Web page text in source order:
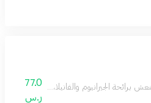
برائحة الجيرانيوم والفانيلا، مع
77.0
ر.س